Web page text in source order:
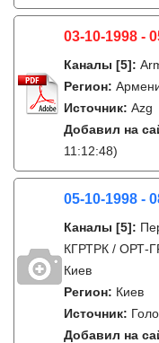
03-10-1998 -
Каналы [5]:
Регион:
Источник: Azg
Добавил на
11:12:48)
05-10-1998 -
Каналы [5]:
КГРТРК / ОРТ-
Киев
Регион: Киев
Источник:
Добавил на